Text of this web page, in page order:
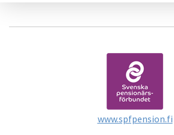
www.spfpension.fi